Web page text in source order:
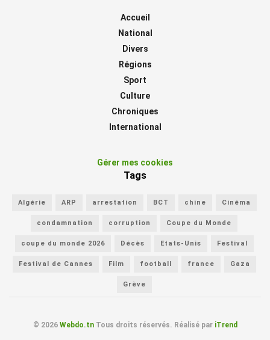
Accueil
National
Divers
Régions
Sport
Culture
Chroniques
International
Gérer mes cookies
Tags
Algérie ARP arrestation BCT chine Cinéma
condamnation corruption Coupe du Monde
coupe du monde 2026 Décès Etats-Unis Festival
Festival de Cannes Film football france Gaza
Grève
© 2026 Webdo.tnTous droits réservés. Réalisé par iTrend